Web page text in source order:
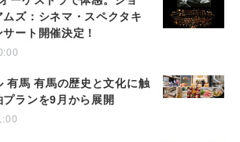
ムズ：シネマ・スペクタキ
ート開催決定！
有馬 有馬の歴史と文化に触
ランを9月から展開